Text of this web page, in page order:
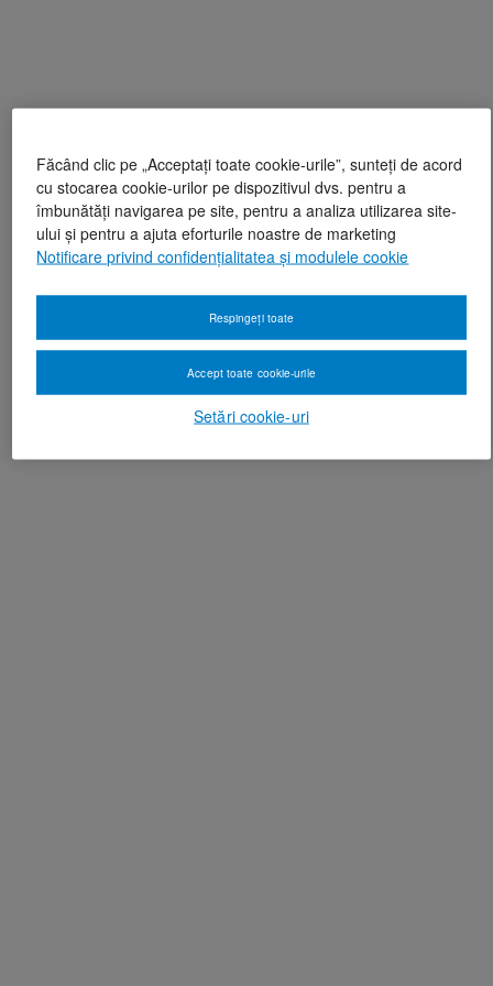
Făcând clic pe „Acceptați toate cookie-urile”, sunteți de acord
cu stocarea cookie-urilor pe dispozitivul dvs. pentru a
îmbunătăți navigarea pe site, pentru a analiza utilizarea site-
ului și pentru a ajuta eforturile noastre de marketing
Notificare privind confidențialitatea și modulele cookie
Setări cookie-uri
Respingeți toate
Accept toate cookie-urile